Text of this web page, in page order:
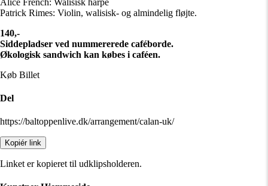
Patrick Rimes: Violin, walisisk- og almindelig fløjte.
140,-
Siddepladser ved nummererede caféborde.
Økologisk sandwich kan købes i caféen.
Køb Billet
Del
https://baltoppenlive.dk/arrangement/calan-uk/
Kopiér link
Linket er kopieret til udklipsholderen.